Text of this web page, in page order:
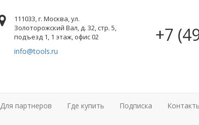
111033, г. Москва, ул.
Золоторожский Вал, д. 32, стр. 5,
подъезд 1, 1 этаж, офис 02
info@tools.ru
+7
Для партнеров Где купить Подписка